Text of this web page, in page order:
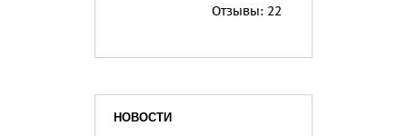
Отзывы: 22
НОВОСТИ